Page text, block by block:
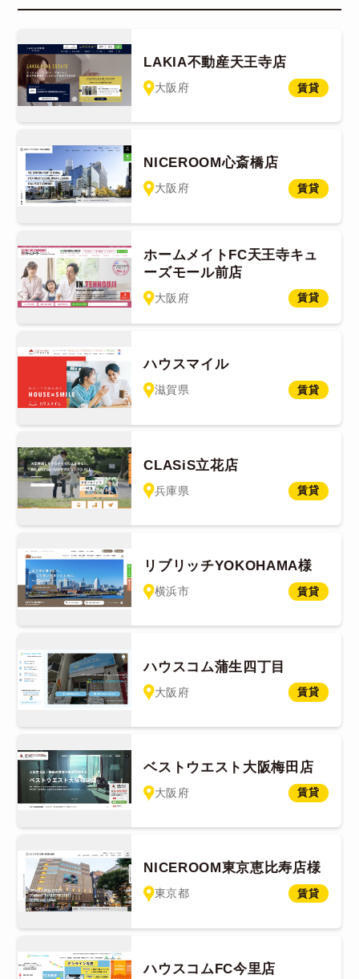
LAKIA不動産天王寺店
大阪府 賃貸
NICEROOM心斎橋店
大阪府 賃貸
ホームメイトFC天王寺キュ
ーズモール前店
大阪府 賃貸
ハウスマイル
滋賀県 賃貸
CLASiS立花店
兵庫県 賃貸
リブリッチYOKOHAMA様
横浜市 賃貸
ハウスコム蒲生四丁目
大阪府 賃貸
ベストウエスト大阪梅田店
大阪府 賃貸
NICEROOM東京恵比寿店様
東京都 賃貸
ハウスコムFC今里店